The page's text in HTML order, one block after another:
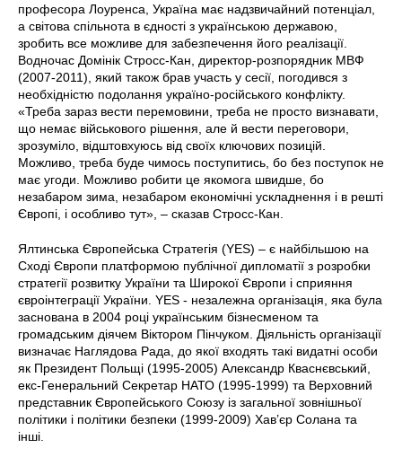
професора Лоуренса, Україна має надзвичайний потенціал,
а світова спільнота в єдності з українською державою,
зробить все можливе для забезпечення його реалізації.
Водночас Домінік Стросс-Кан, директор-розпорядник МВФ
(2007-2011), який також брав участь у сесії, погодився з
необхідністю подолання україно-російського конфлікту.
«Треба зараз вести перемовини, треба не просто визнавати,
що немає військового рішення, але й вести переговори,
зрозуміло, відштовхуюсь від своїх ключових позицій.
Можливо, треба буде чимось поступитись, бо без поступок не
має угоди. Можливо робити це якомога швидше, бо
незабаром зима, незабаром економічні ускладнення і в решті
Європі, і особливо тут», – сказав Стросс-Кан.
Ялтинська Європейська Стратегія (YES) – є найбільшою на
Сході Європи платформою публічної дипломатії з розробки
стратегії розвитку України та Широкої Європи і сприяння
євроінтеграції України. YES - незалежна організація, яка була
заснована в 2004 році українським бізнесменом та
громадським діячем Віктором Пінчуком. Діяльність організації
визначає Наглядова Рада, до якої входять такі видатні особи
як Президент Польщі (1995-2005) Александр Кваснєвський,
екс-Генеральний Секретар НАТО (1995-1999) та Верховний
представник Європейського Союзу із загальної зовнішньої
політики і політики безпеки (1999-2009) Хав’єр Солана та
інші.